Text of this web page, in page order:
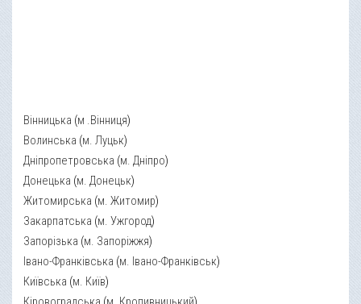
Вінницька (м .Вінниця)
Волинська (м. Луцьк)
Дніпропетровська (м. Дніпро)
Донецька (м. Донецьк)
Житомирська (м. Житомир)
Закарпатська (м. Ужгород)
Запорізька (м. Запоріжжя)
Івано-Франківська (м. Івано-Франківськ)
Київська (м. Київ)